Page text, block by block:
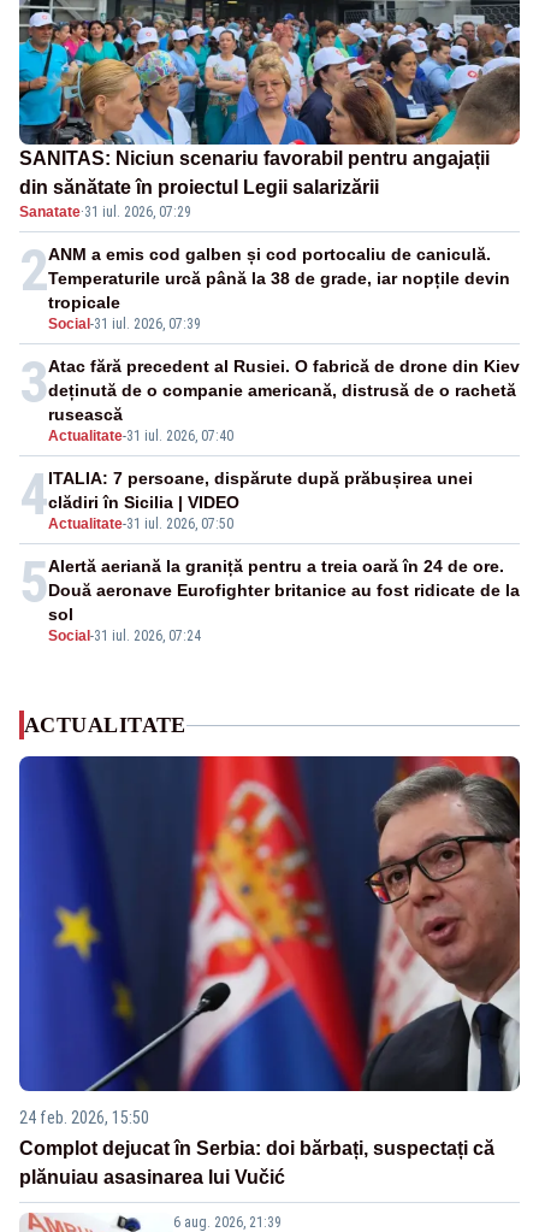
SANITAS: Niciun scenariu favorabil pentru angajații
din sănătate în proiectul Legii salarizării
Sanatate·31 iul. 2026, 07:29
2
Social -31 iul. 2026, 07:39
ANM a emis cod galben și cod portocaliu de caniculă.
Temperaturile urcă până la 38 de grade, iar nopțile devin
tropicale
3
Actualitate-31 iul. 2026, 07:40
Atac fără precedent al Rusiei. O fabrică de drone din Kiev
deținută de o companie americană, distrusă de o rachetă
rusească
4Actualitate-31 iul. 2026, 07:50
ITALIA: 7 persoane, dispărute după prăbușirea unei
clădiri în Sicilia | VIDEO
5
Social -31 iul. 2026, 07:24
Alertă aeriană la graniță pentru a treia oară în 24 de ore.
Două aeronave Eurofighter britanice au fost ridicate de la
sol
ACTUALITATE
24 feb. 2026, 15:50
Complot dejucat în Serbia: doi bărbați, suspectați că
plănuiau asasinarea lui Vučić
6 aug. 2026, 21:39